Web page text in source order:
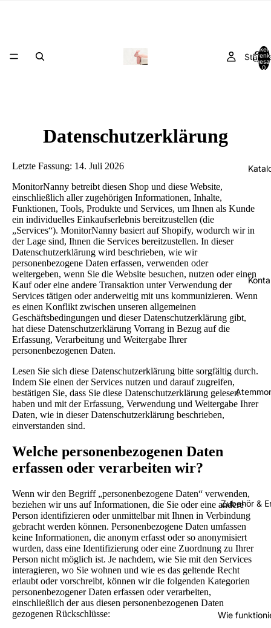
Zubehör &
Wie
Artikel
0
Datenschutzerklärung
Letzte Fassung: 14. Juli 2026
MonitorNanny betreibt diesen Shop und diese Website,
einschließlich aller zugehörigen Informationen, Inhalte,
Funktionen, Tools, Produkte und Services, um Ihnen als Kunde
ein individuelles Einkaufserlebnis bereitzustellen (die
„Services“). MonitorNanny basiert auf Shopify, wodurch wir in
der Lage sind, Ihnen die Services bereitzustellen. In dieser
Datenschutzerklärung wird beschrieben, wie wir
personenbezogene Daten erfassen, verwenden oder
weitergeben, wenn Sie die Website besuchen, nutzen oder einen
Kauf oder eine andere Transaktion unter Verwendung der
Services tätigen oder anderweitig mit uns kommunizieren. Wenn
es einen Konflikt zwischen unseren allgemeinen
Geschäftsbedingungen und dieser Datenschutzerklärung gibt,
hat diese Datenschutzerklärung Vorrang in Bezug auf die
Erfassung, Verarbeitung und Weitergabe Ihrer
personenbezogenen Daten.
Lesen Sie sich diese Datenschutzerklärung bitte sorgfältig durch.
Indem Sie einen der Services nutzen und darauf zugreifen,
bestätigen Sie, dass Sie diese Datenschutzerklärung gelesen
haben und mit der Erfassung, Verwendung und Weitergabe Ihrer
Daten, wie in dieser Datenschutzerklärung beschrieben,
einverstanden sind.
Welche personenbezogenen Daten
erfassen oder verarbeiten wir?
Wenn wir den Begriff „personenbezogene Daten“ verwenden,
beziehen wir uns auf Informationen, die Sie oder eine andere
Person identifizieren oder unmittelbar mit Ihnen in Verbindung
gebracht werden können. Personenbezogene Daten umfassen
keine Informationen, die anonym erfasst oder so anonymisiert
wurden, dass eine Identifizierung oder eine Zuordnung zu Ihrer
Person nicht möglich ist. Je nachdem, wie Sie mit den Services
interagieren, wo Sie wohnen und wie es das geltende Recht
erlaubt oder vorschreibt, können wir die folgenden Kategorien
personenbezogener Daten erfassen oder verarbeiten,
einschließlich der aus diesen personenbezogenen Daten
gezogenen Rückschlüsse: